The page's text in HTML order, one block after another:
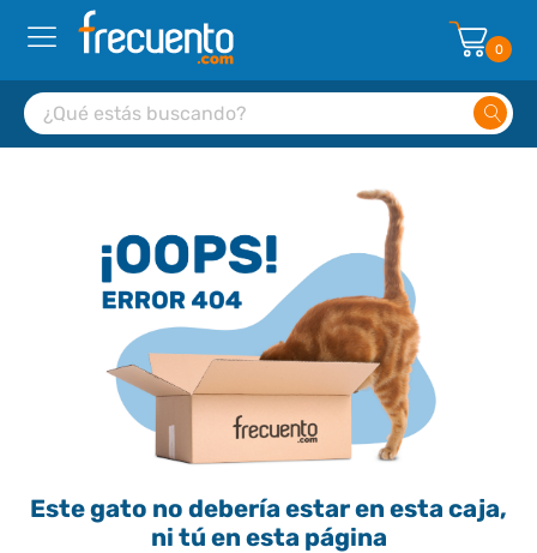
0
Este gato no debería estar en esta caja,
ni tú en esta página